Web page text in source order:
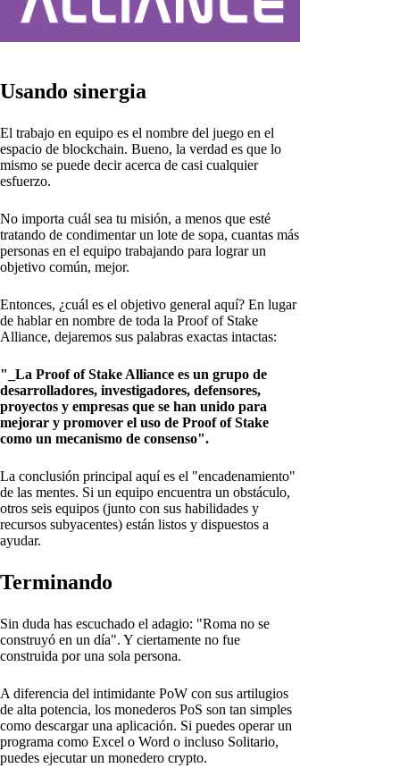
Usando sinergia
El trabajo en equipo es el nombre del juego en el
espacio de blockchain. Bueno, la verdad es que lo
mismo se puede decir acerca de casi cualquier
esfuerzo.
No importa cuál sea tu misión, a menos que esté
tratando de condimentar un lote de sopa, cuantas más
personas en el equipo trabajando para lograr un
objetivo común, mejor.
Entonces, ¿cuál es el objetivo general aquí? En lugar
de hablar en nombre de toda la Proof of Stake
Alliance, dejaremos sus palabras exactas intactas:
"_La Proof of Stake Alliance es un grupo de
desarrolladores, investigadores, defensores,
proyectos y empresas que se han unido para
mejorar y promover el uso de Proof of Stake
como un mecanismo de consenso".
La conclusión principal aquí es el "encadenamiento"
de las mentes. Si un equipo encuentra un obstáculo,
otros seis equipos (junto con sus habilidades y
recursos subyacentes) están listos y dispuestos a
ayudar.
Terminando
Sin duda has escuchado el adagio: "Roma no se
construyó en un día". Y ciertamente no fue
construida por una sola persona.
A diferencia del intimidante PoW con sus artilugios
de alta potencia, los monederos PoS son tan simples
como descargar una aplicación. Si puedes operar un
programa como Excel o Word o incluso Solitario,
puedes ejecutar un monedero crypto.